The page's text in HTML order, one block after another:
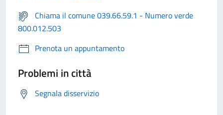
Chiama il comune 039.66.59.1 - Numero verde
800.012.503
Prenota un appuntamento
Problemi in città
Segnala disservizio